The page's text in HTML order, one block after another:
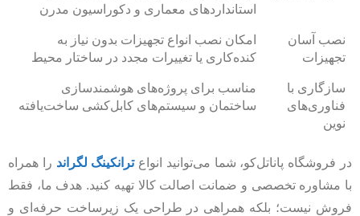
استانداردهای معماری و دکوراسیون مدرن
نصب آسان
تجهیزات
امکان نصب انواع تجهیزات بدون نیاز به
کنده‌کاری یا تغییرات مجدد در ساختار محیط
سازگاری با
فناوری‌های
نوین
مناسب برای پروژه‌های هوشمندسازی
ساختمان و سیستم‌های کابل‌کشی ساخت‌یافته
در فروشگاه پاناتل‌کو، شما می‌توانید انواعترانکینگ لگراند را همراه
با مشاوره تخصصی و ضمانت اصالت کالا تهیه کنید. هدف ما، فقط
فروش نیست؛ بلکه همراهی در طراحی یک زیرساخت حرفه‌ای و